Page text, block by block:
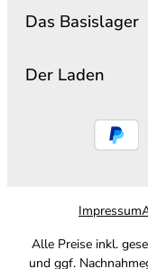
Das Basislager
Der Laden
Impressum
Alle Preise inkl.
und ggf.